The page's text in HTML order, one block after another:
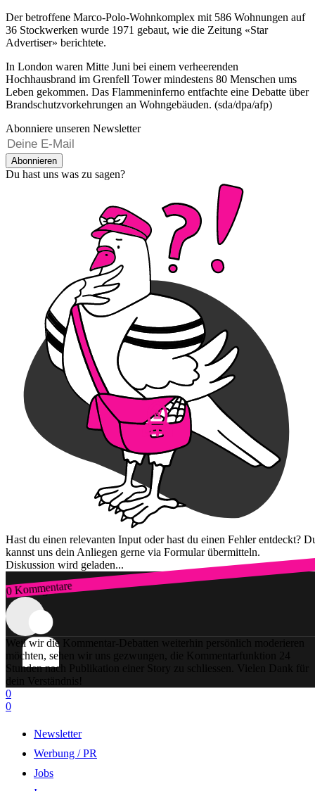
Der betroffene Marco-Polo-Wohnkomplex mit 586 Wohnungen auf
36 Stockwerken wurde 1971 gebaut, wie die Zeitung «Star
Advertiser» berichtete.
In London waren Mitte Juni bei einem verheerenden
Hochhausbrand im Grenfell Tower mindestens 80 Menschen ums
Leben gekommen. Das Flammeninferno entfachte eine Debatte über
Brandschutzvorkehrungen an Wohngebäuden. (sda/dpa/afp)
Abonniere unseren Newsletter
Abonnieren
Du hast uns was zu sagen?
Hast du einen relevanten Input oder hast du einen Fehler entdeckt?
kannst uns dein Anliegen gerne via Formular übermitteln.
Diskussion wird geladen...
0 Kommentare
Zum Login
Weil wir die Kommentar-Debatten weiterhin persönlich moderieren
möchten, sehen wir uns gezwungen, die Kommentarfunktion 24
Stunden nach Publikation einer Story zu schliessen. Vielen Dank für
dein Verständnis!
0
0
Newsletter
Werbung / PR
Jobs